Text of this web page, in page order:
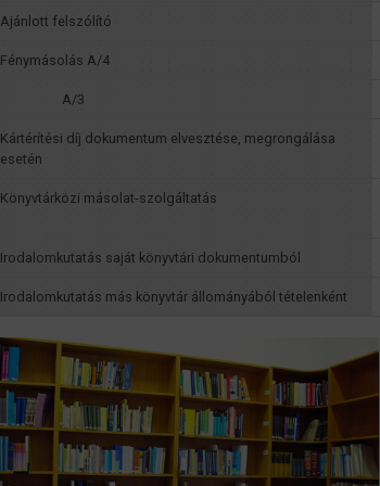
Ajánlott felszólító
Fénymásolás A/4
A/3
Kártérítési díj dokumentum elvesztése, megrongálása
esetén
Könyvtárközi másolat-szolgáltatás
Irodalomkutatás saját könyvtári dokumentumból
Irodalomkutatás más könyvtár állományából tételenként